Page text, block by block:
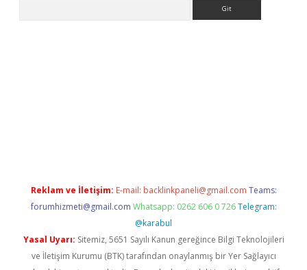
Reklam ve İletişim: E-mail: backlinkpaneli@gmail.com Teams:
forumhizmeti@gmail.com Whatsapp: 0262 606 0 726 Telegram:
@karabul
Yasal Uyarı: Sitemiz, 5651 Sayılı Kanun gereğince Bilgi Teknolojileri
ve İletişim Kurumu (BTK) tarafından onaylanmış bir Yer Sağlayıcı